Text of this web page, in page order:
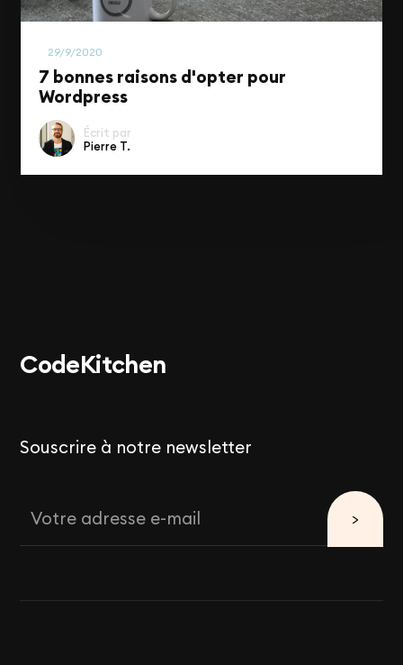
29/9/2020
7 bonnes raisons d'opter pour
Wordpress
Écrit par
Pierre T.
CodeKitchen
Souscrire à notre newsletter